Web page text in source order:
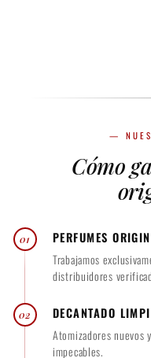
1
0
0
—
Cómo
01
PERFUMES
Trabajamos
distribuidores
02
DECANTADO
Atomizadores
impecables.